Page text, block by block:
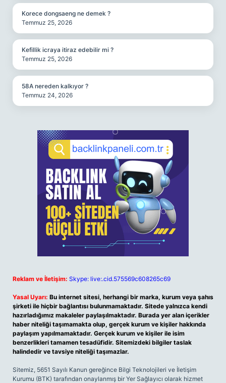
Korece dongsaeng ne demek ?
Temmuz 25, 2026
Kefillik icraya itiraz edebilir mi ?
Temmuz 25, 2026
58A nereden kalkıyor ?
Temmuz 24, 2026
Reklam ve İletişim: Skype: live:.cid.575569c608265c69
Yasal Uyarı: Bu internet sitesi, herhangi bir marka, kurum veya şahıs
şirketi ile hiçbir bağlantısı bulunmamaktadır. Sitede yalnızca kendi
hazırladığımız makaleler paylaşılmaktadır. Burada yer alan içerikler
haber niteliği taşımamakta olup, gerçek kurum ve kişiler hakkında
paylaşım yapılmamaktadır. Gerçek kurum ve kişiler ile isim
benzerlikleri tamamen tesadüfidir. Sitemizdeki bilgiler taslak
halindedir ve tavsiye niteliği taşımazlar.
Sitemiz, 5651 Sayılı Kanun gereğince Bilgi Teknolojileri ve İletişim
Kurumu (BTK) tarafından onaylanmış bir Yer Sağlayıcı olarak hizmet